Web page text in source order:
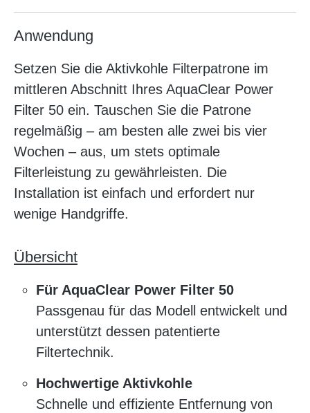
Anwendung
Setzen Sie die Aktivkohle Filterpatrone im
mittleren Abschnitt Ihres AquaClear Power
Filter 50 ein. Tauschen Sie die Patrone
regelmäßig – am besten alle zwei bis vier
Wochen – aus, um stets optimale
Filterleistung zu gewährleisten. Die
Installation ist einfach und erfordert nur
wenige Handgriffe.
Übersicht
Für AquaClear Power Filter 50
Passgenau für das Modell entwickelt und
unterstützt dessen patentierte
Filtertechnik.
Hochwertige Aktivkohle
Schnelle und effiziente Entfernung von